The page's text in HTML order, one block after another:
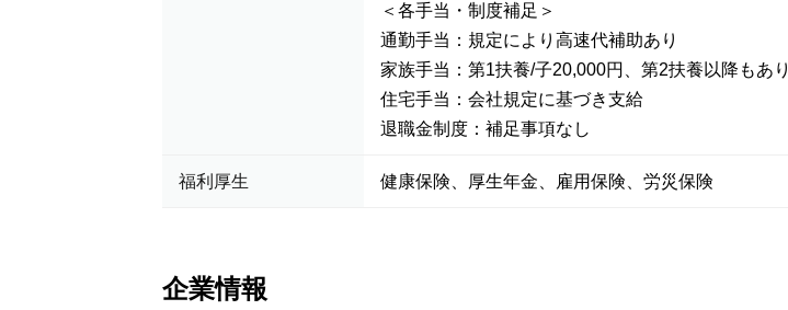
＜各手当・制度補足＞
通勤手当：規定により高速代補助あり
家族手当：第1扶養/子20,000円、第2扶養以降もあり
住宅手当：会社規定に基づき支給
退職金制度：補足事項なし
福利厚生 健康保険、厚生年金、雇用保険、労災保険
企業情報